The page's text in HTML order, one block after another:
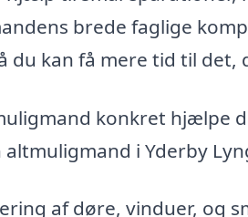
brede faglige
du kan få mere tid til
konkret hjælpe
i Yderby
af døre, vinduer, og